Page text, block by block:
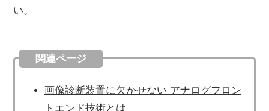
い。
関連ページ
画像診断装置に欠かせない アナログフロン
トエンド技術とは